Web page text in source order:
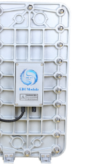
EDI膜堆维修